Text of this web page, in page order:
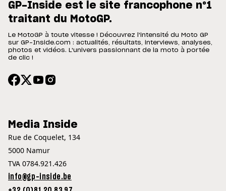
GP-Inside est le site francophone n°1
traitant du MotoGP.
Le MotoGP à toute vitesse ! Découvrez l'intensité du Moto GP
sur GP-Inside.com : actualités, résultats, interviews, analyses,
photos et vidéos. L'univers passionnant de la moto à portée
de clic !
Media Inside
Rue de Coquelet, 134
5000 Namur
TVA 0784.921.426
info@gp-inside.be